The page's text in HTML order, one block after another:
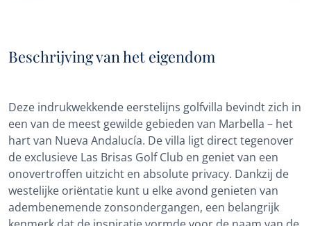
Beschrijving van het eigendom
Deze indrukwekkende eerstelijns golfvilla bevindt zich in
een van de meest gewilde gebieden van Marbella – het
hart van Nueva Andalucía. De villa ligt direct tegenover
de exclusieve Las Brisas Golf Club en geniet van een
onovertroffen uitzicht en absolute privacy. Dankzij de
westelijke oriëntatie kunt u elke avond genieten van
adembenemende zonsondergangen, een belangrijk